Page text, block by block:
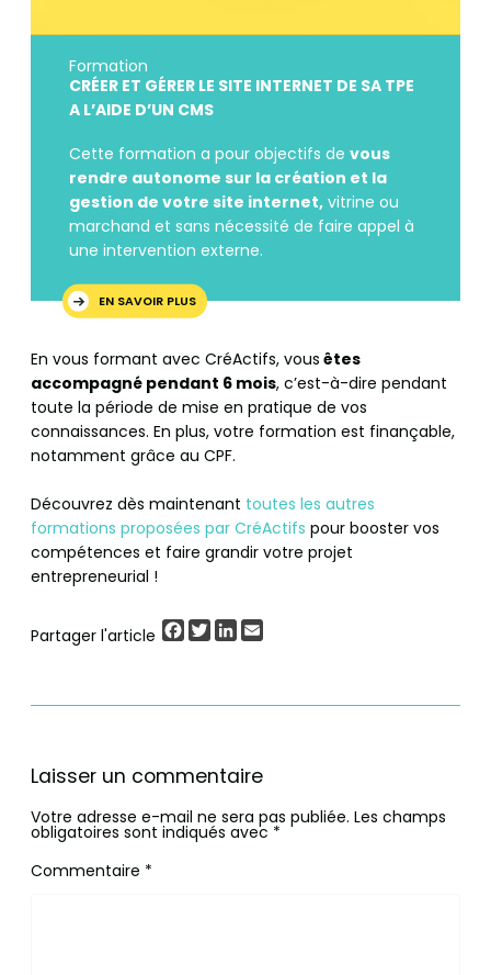
Formation
CRÉER ET GÉRER LE SITE INTERNET DE SA TPE
A L’AIDE D’UN CMS
Cette formation a pour objectifs de vous
rendre autonome sur la création et la
gestion de votre site internet, vitrine ou
marchand et sans nécessité de faire appel à
une intervention externe.
EN SAVOIR PLUS
En vous formant avec CréActifs, vous êtes
accompagné pendant 6 mois, c’est-à-dire pendant
toute la période de mise en pratique de vos
connaissances. En plus, votre formation est finançable,
notamment grâce au CPF.
Découvrez dès maintenant toutes les autres
formations proposées par CréActifs pour booster vos
compétences et faire grandir votre projet
entrepreneurial !
Partager l'article Facebook
TwitterLinkedIn
Laisser un commentaire
Votre adresse e-mail ne sera pas publiée. Les champs
obligatoires sont indiqués avec *
Commentaire *